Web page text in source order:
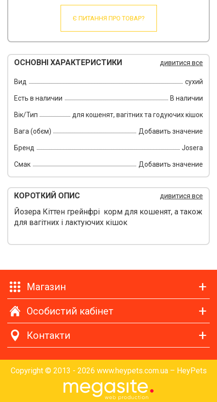
Є ПИТАННЯ ПРО ТОВАР?
ОСНОВНІ ХАРАКТЕРИСТИКИ дивитися все
Вид сухий
Есть в наличии В наличии
Вік/Тип для кошенят, вагітних та годуючих кішок
Вага (обєм) Добавить значение
Бренд Josera
Смак Добавить значение
КОРОТКИЙ ОПИС дивитися все
Йозера Кіттен грейнфрі корм для кошенят, а також
для вагітних і лактуючих кішок
Магазин
Особистий кабінет
Контакти
Copyright © 2013 - 2026 www.heypets.com.ua – HeyPets